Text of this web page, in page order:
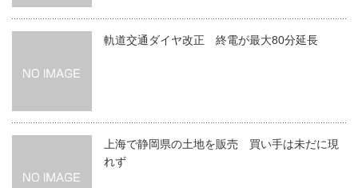
軌道交通ダイヤ改正 終電が最大80分延長
上海で静岡県の土地を販売 買い手は未だに現
れず